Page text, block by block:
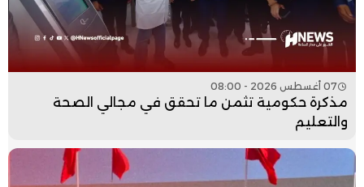
07 أغسطس 2026 - 08:00
مذكرة حكومية تثمن ما تحقق في مجالي الصحة
والتعليم